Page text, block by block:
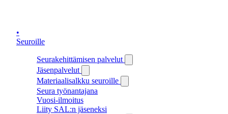
•
Seuroille
Seurakehittämisen palvelut
Jäsenpalvelut
Materiaalisalkku seuroille
Seura työnantajana
Vuosi-ilmoitus
Liity SAL:n jäseneksi